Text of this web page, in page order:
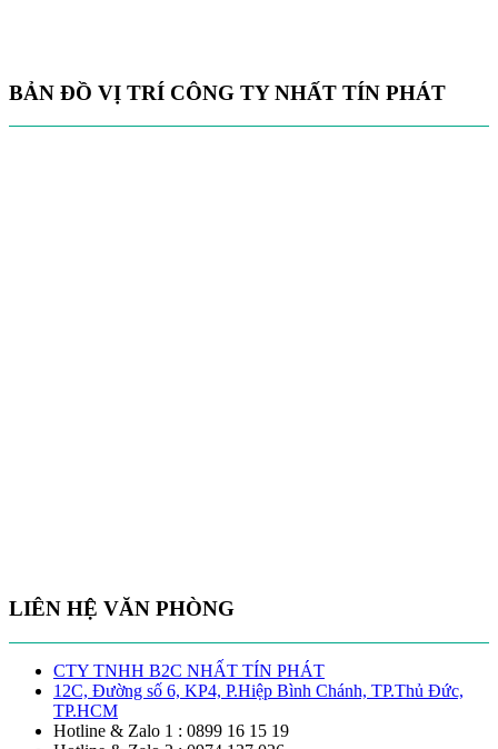
BẢN ĐỒ VỊ TRÍ CÔNG TY NHẤT TÍN PHÁT
LIÊN HỆ VĂN PHÒNG
CTY TNHH B2C NHẤT TÍN PHÁT
12C, Đường số 6, KP4, P.Hiệp Bình Chánh, TP.Thủ Đức,
TP.HCM
Hotline & Zalo 1 : 0899 16 15 19